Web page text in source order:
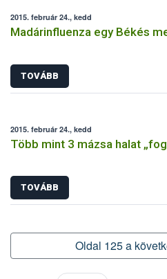
2015. február 24., kedd
Madárinfluenza egy Békés
TOVÁBB
2015. február 24., kedd
Több mint 3 mázsa halat
TOVÁBB
Oldal 125 a